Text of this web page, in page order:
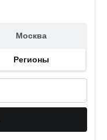
Москва
Регионы